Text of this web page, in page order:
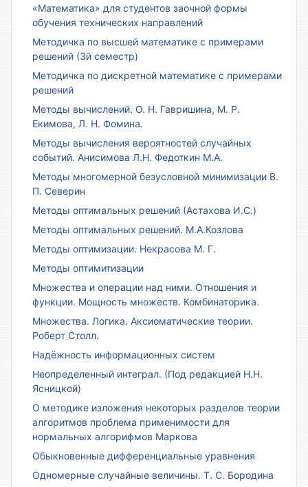
«Математика» для студентов заочной формы
обучения технических направлений
Методичка по высшей математике с примерами
решений (3й семестр)
Методичка по дискретной математике с примерами
решений
Методы вычислений. О. Н. Гавришина, М. Р.
Екимова, Л. Н. Фомина.
Методы вычисления вероятностей случайных
событий. Анисимова Л.Н. Федоткин М.А.
Методы многомерной безусловной минимизации В.
П. Северин
Методы оптимальных решений (Астахова И.С.)
Методы оптимальных решений. М.А.Козлова
Методы оптимизации. Некрасова М. Г.
Методы оптимитизации
Множества и операции над ними. Отношения и
функции. Мощность множеств. Комбинаторика.
Множества. Логика. Аксиоматические теории.
Роберт Столл.
Надёжность информационных систем
Неопределенный интеграл. (Под редакцией Н.Н.
Ясницкой)
О методике изложения некоторых разделов теории
алгоритмов проблема применимости для
нормальных алгорифмов Маркова
Обыкновенные дифференциальные уравнения
Одномерные случайные величины. Т. С. Бородина